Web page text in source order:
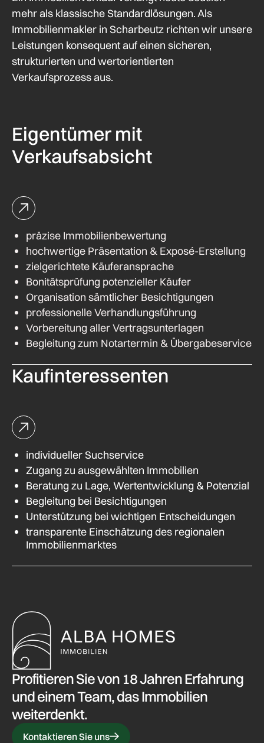
mehr als klassische Standardlösungen. Als
Immobilienmakler in Scharbeutz richten wir unsere
Leistungen konsequent auf einen sicheren,
strukturierten und wertorientierten
Verkaufsprozess aus.
Eigentümer mit
Verkaufsabsicht
präzise Immobilienbewertung
hochwertige Präsentation & Exposé-Erstellung
zielgerichtete Käuferansprache
Bonitätsprüfung potenzieller Käufer
Organisation sämtlicher Besichtigungen
professionelle Verhandlungsführung
Vorbereitung aller Vertragsunterlagen
Begleitung zum Notartermin & Übergabeservice
Kaufinteressenten
individueller Suchservice
Zugang zu ausgewählten Immobilien
Beratung zu Lage, Wertentwicklung & Potenzial
Begleitung bei Besichtigungen
Unterstützung bei wichtigen Entscheidungen
transparente Einschätzung des regionalen
Immobilienmarktes
Profitieren Sie von 18 Jahren Erfahrung
und einem Team, das Immobilien
weiterdenkt.
Kontaktieren Sie uns